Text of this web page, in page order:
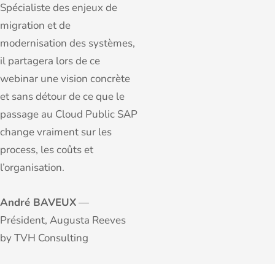
Spécialiste des enjeux de
migration et de
modernisation des systèmes,
il partagera lors de ce
webinar une vision concrète
et sans détour de ce que le
passage au Cloud Public SAP
change vraiment sur les
process, les coûts et
l’organisation.
André BAVEUX—
Président, Augusta Reeves
by TVH Consulting